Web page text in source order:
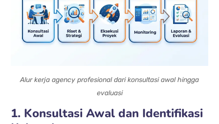
Alur kerja agency profesional dari konsultasi awal hingga
evaluasi
1. Konsultasi Awal dan Identifikasi